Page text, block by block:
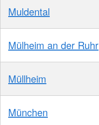
Muldental
Mülheim an der Ruhr
Müllheim
München